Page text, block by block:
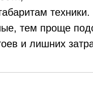
техники.
тем проще
и лишних